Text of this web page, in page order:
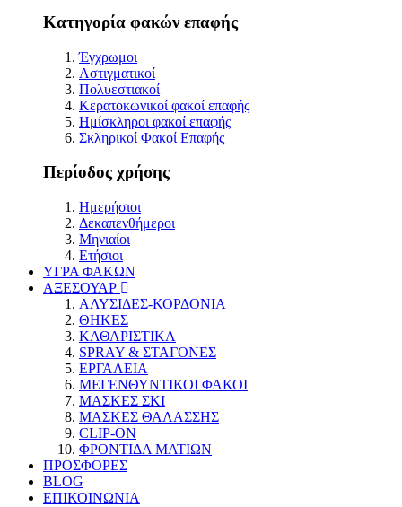
Κατηγορία φακών επαφής
Έγχρωμοι
Αστιγματικοί
Πολυεστιακοί
Κερατοκωνικοί φακοί επαφής
Ημίσκληροι φακοί επαφής
Σκληρικοί Φακοί Επαφής
Περίοδος χρήσης
Ημερήσιοι
Δεκαπενθήμεροι
Μηνιαίοι
Ετήσιοι
ΥΓΡΑ ΦΑΚΩΝ
ΑΞΕΣΟΥΑΡ
ΑΛΥΣΙΔΕΣ-ΚΟΡΔΟΝΙΑ
ΘΗΚΕΣ
ΚΑΘΑΡΙΣΤΙΚΑ
SPRAY & ΣΤΑΓΟΝΕΣ
ΕΡΓΑΛΕΙΑ
ΜΕΓΕΝΘΥΝΤΙΚΟΙ ΦΑΚΟΙ
ΜΑΣΚΕΣ ΣΚΙ
ΜΑΣΚΕΣ ΘΑΛΑΣΣΗΣ
CLIP-ON
ΦΡΟΝΤΙΔΑ ΜΑΤΙΩΝ
ΠΡΟΣΦΟΡΕΣ
BLOG
ΕΠΙΚΟΙΝΩΝΙΑ